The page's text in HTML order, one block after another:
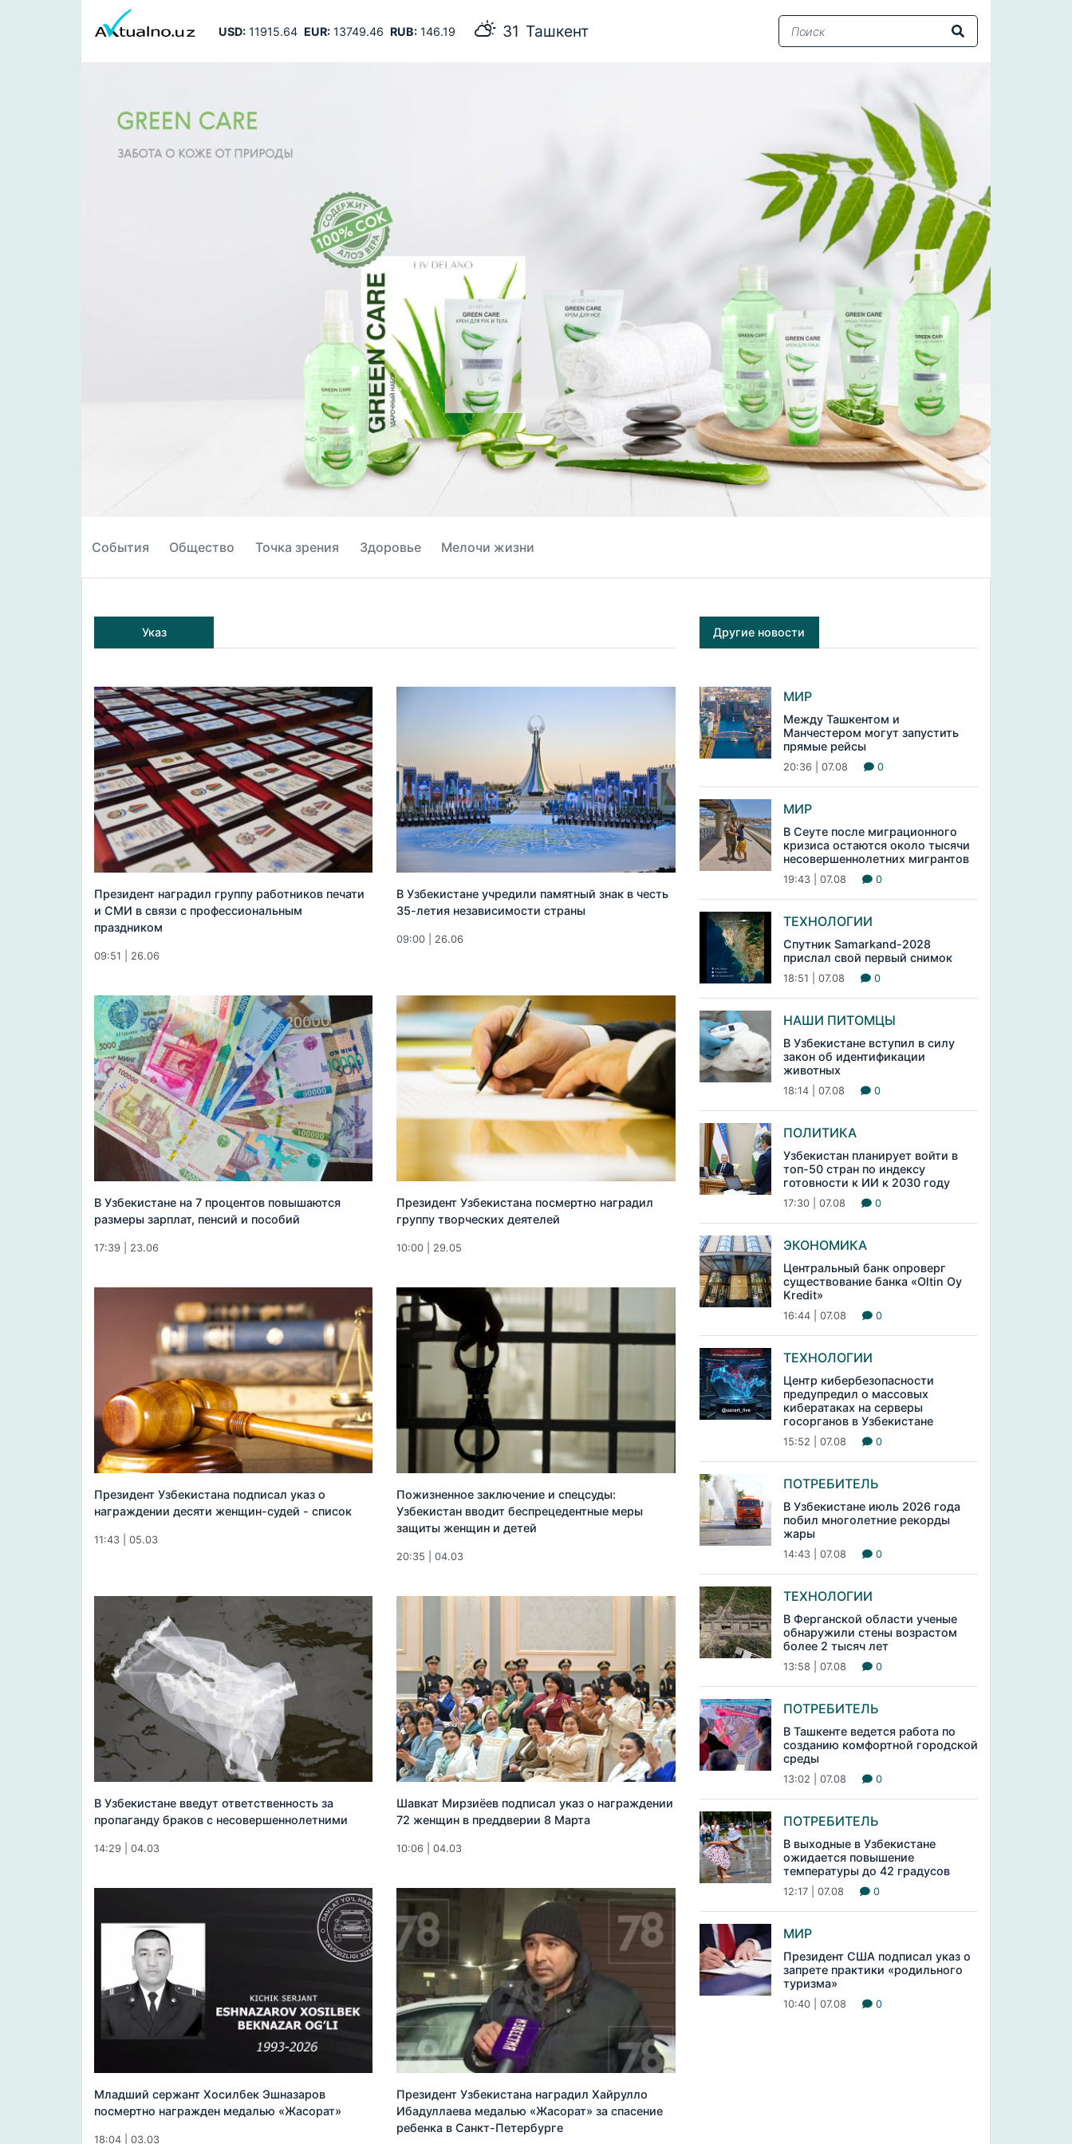
USD:11915.64 EUR:13749.46 RUB:146.19 28 Самарканд
События Общество Точка зрения Здоровье Мелочи жизни
Указ
Президент наградил группу работников печати
и СМИ в связи с профессиональным
праздником
09:51 | 26.06
В Узбекистане учредили памятный знак в честь
35-летия независимости страны
09:00 | 26.06
В Узбекистане на 7 процентов повышаются
размеры зарплат, пенсий и пособий
17:39 | 23.06
Президент Узбекистана посмертно наградил
группу творческих деятелей
10:00 | 29.05
Президент Узбекистана подписал указ о
награждении десяти женщин-судей - список
11:43 | 05.03
Пожизненное заключение и спецсуды:
Узбекистан вводит беспрецедентные меры
защиты женщин и детей
20:35 | 04.03
В Узбекистане введут ответственность за
пропаганду браков с несовершеннолетними
14:29 | 04.03
Шавкат Мирзиёев подписал указ о награждении
72 женщин в преддверии 8 Марта
10:06 | 04.03
Младший сержант Хосилбек Эшназаров
посмертно награжден медалью «Жасорат»
18:04 | 03.03
Президент Узбекистана наградил Хайрулло
Ибадуллаева медалью «Жасорат» за спасение
ребенка в Санкт-Петербурге
Другие новости
МИР
Между Ташкентом и
Манчестером могут запустить
прямые рейсы
20:36 | 07.08 0
МИР
В Сеуте после миграционного
кризиса остаются около тысячи
несовершеннолетних мигрантов
19:43 | 07.08 0
ТЕХНОЛОГИИ
Спутник Samarkand-2028
прислал свой первый снимок
18:51 | 07.08 0
НАШИ ПИТОМЦЫ
В Узбекистане вступил в силу
закон об идентификации
животных
18:14 | 07.08 0
ПОЛИТИКА
Узбекистан планирует войти в
топ-50 стран по индексу
готовности к ИИ к 2030 году
17:30 | 07.08 0
ЭКОНОМИКА
Центральный банк опроверг
существование банка «Oltin Oy
Kredit»
16:44 | 07.08 0
ТЕХНОЛОГИИ
Центр кибербезопасности
предупредил о массовых
кибератаках на серверы
госорганов в Узбекистане
15:52 | 07.08 0
ПОТРЕБИТЕЛЬ
В Узбекистане июль 2026 года
побил многолетние рекорды
жары
14:43 | 07.08 0
ТЕХНОЛОГИИ
В Ферганской области ученые
обнаружили стены возрастом
более 2 тысяч лет
13:58 | 07.08 0
ПОТРЕБИТЕЛЬ
В Ташкенте ведется работа по
созданию комфортной городской
среды
13:02 | 07.08 0
ПОТРЕБИТЕЛЬ
В выходные в Узбекистане
ожидается повышение
температуры до 42 градусов
12:17 | 07.08 0
МИР
Президент США подписал указ о
запрете практики «родильного
туризма»
10:40 | 07.08 0